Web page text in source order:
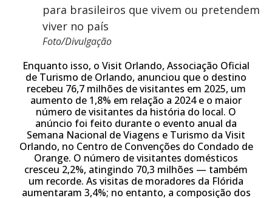
Foto/Divulgação
Enquanto isso, o Visit Orlando, Associação Oficial
de Turismo de Orlando, anunciou que o destino
recebeu 76,7 milhões de visitantes em 2025, um
aumento de 1,8% em relação a 2024 e o maior
número de visitantes da história do local. O
anúncio foi feito durante o evento anual da
Semana Nacional de Viagens e Turismo da Visit
Orlando, no Centro de Convenções do Condado de
Orange. O número de visitantes domésticos
cresceu 2,2%, atingindo 70,3 milhões — também
um recorde. As visitas de moradores da Flórida
aumentaram 3,4%; no entanto, a composição dos